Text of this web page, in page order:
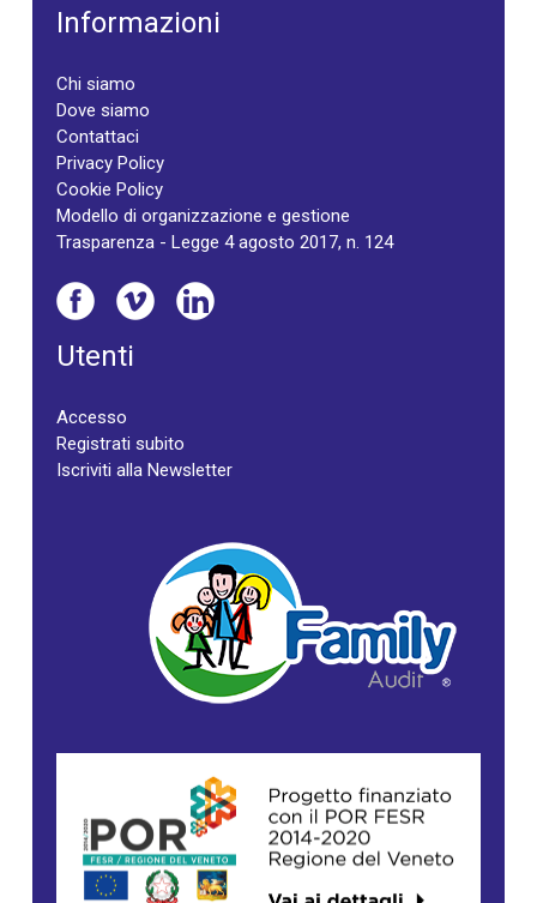
Informazioni
Chi siamo
Dove siamo
Contattaci
Privacy Policy
Cookie Policy
Modello di organizzazione e gestione
Trasparenza - Legge 4 agosto 2017, n. 124
Utenti
Accesso
Registrati subito
Iscriviti alla Newsletter